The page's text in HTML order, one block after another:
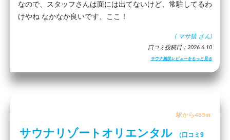
なので、スタッフさんは面には出てないけど、常駐してるわ
けやね なかなか良いです、ここ！
( マサ猿 さん)
口コミ投稿日：2026.6.10
サウナ施設レビューをもっと見る
駅から485m
サウナリゾートオリエンタル
（口コミ9